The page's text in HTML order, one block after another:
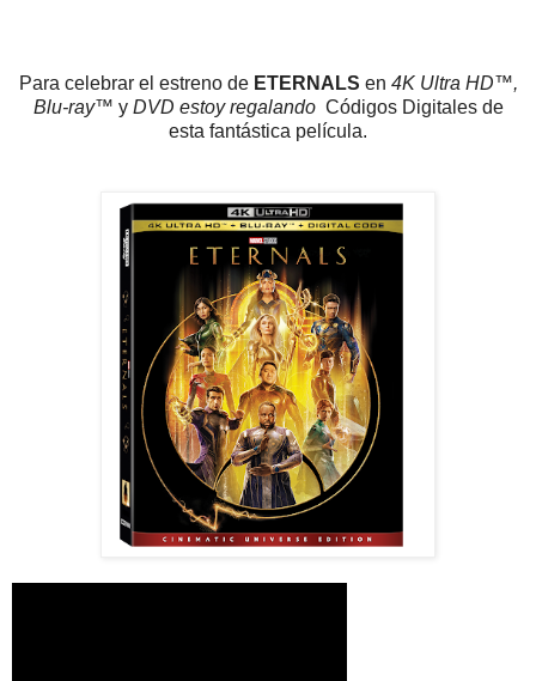
Para celebrar el estreno de ETERNALS en 4K Ultra HD™,
Blu-ray™ y DVD estoyregalando Códigos Digitales de
esta fantástica película.